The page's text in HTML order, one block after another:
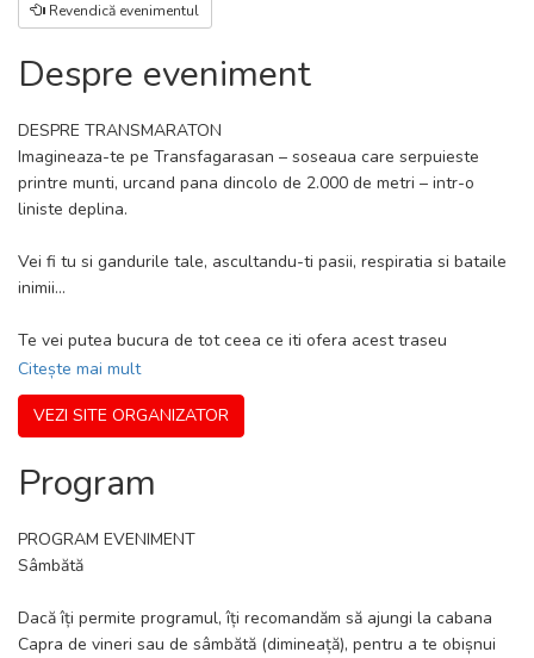
Revendică evenimentul
Despre eveniment
DESPRE TRANSMARATON
Imagineaza-te pe Transfagarasan – soseaua care serpuieste
printre munti, urcand pana dincolo de 2.000 de metri – intr-o
liniste deplina.
Vei fi tu si gandurile tale, ascultandu-ti pasii, respiratia si bataile
inimii…
Te vei putea bucura de tot ceea ce iti ofera acest traseu
spectaculos, indiferent daca vei alerga semi, maraton sau ultra!
Patru anotimpuri intr-o singura zi. Izvoare, cascade si lacuri
glaciare. Munti impozanti si un tunel de aproape un kilometru in
care va straluci lumina frontalei tale.
Anul acesta, vei avea ocazia sa alergi si sustii una dintre cauzele
Padurea Copiilor
Hospice Casa Sperantei
Citește mai mult
VEZI SITE ORGANIZATOR
Program
PROGRAM EVENIMENT
Sâmbătă
Dacă îți permite programul, îți recomandăm să ajungi la cabana
Capra de vineri sau de sâmbătă (dimineață), pentru a te obișnui